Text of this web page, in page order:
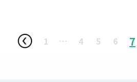
1 … 4 5 6 7